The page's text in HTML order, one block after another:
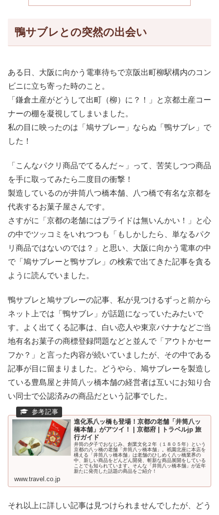
鴨サブレとの突然の出会い
ある日、大阪に向かう電車待ちで京阪出町柳駅構内のコン
ビニに立ち寄った時のこと。
「鎌倉土産がどうして出町（柳）に？！」と京都土産コー
ナーの棚を凝視してしまいました。
私の目に映ったのは「鳩サブレー」ならぬ「鴨サブレ」で
した！
「こんなパクリ商品でてるんだ～」って、苦笑しつつ商品
を手に取ってみたら二度目の衝撃！
製造しているのが井筒八つ橋本舗、八つ橋で有名な京都を
代表するお菓子屋さんです。
さすがに「京都の老舗にはプライドは無いんかい！」と心
の中でツッコミをいれつつも「もしかしたら、単なるパク
リ商品ではないのでは？」と思い、大阪に向かう電車の中
で「鳩サブレーと鴨サブレ」の検索で出てきた記事を貪る
ように読んでいました。
鴨サブレと鳩サブレーの記事、私が見つけるずっと前から
ネット上では「鴨サブレ」が話題になっていたみたいで
す。よく出てくる記事は、白い恋人や東京バナナなどご当
地有名お菓子の商標登録問題などと並んで「アウトかセー
フか？」と言った内容が続いていましたが、その中である
記事が目に留まりました。どうやら、鳩サブレーを製造し
ている豊島屋と井筒八ッ橋本舗の経営者は互いにお知り合
い同士で公認済みの商品だという記事でした。
進化系八ッ橋も登場！京都の老舗「井筒八ッ
橋本舗」がアツイ！ | 京都府 | トラベルjp 旅
行ガイド
井筒の夕子でおなじみ、創業文化２年（１８０５年）という
京都の八ッ橋の老舗「井筒八ッ橋本舗」。祇園北座に本店を
構える「井筒八ッ橋本舗」は老舗のひしめく八ッ橋業界の
中、新しい商品をどんどん開発、斬新な商品展開をしている
ことでも知られています。そんな「井筒八ッ橋本舗」が近年
新たに発売した話題の商品をご紹介！
www.travel.co.jp
それ以上に詳しい記事は見つけられませんでしたが、どう